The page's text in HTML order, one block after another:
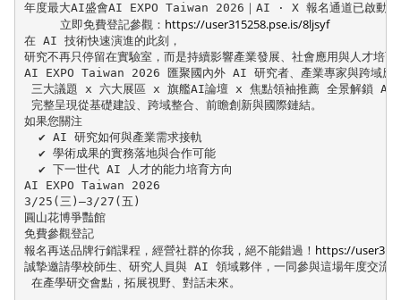
年度最大AI盛會AI EXPO Taiwan 2026｜AI · X 報名通道已啟動！
立即免費登記參觀： https://user315258.pse.is/8ljsyf
在 AI 技術快速演進的此刻，
研究不再只停留在實驗室，而是持續影響產業發展、社會應用與人才培育
AI EXPO Taiwan 2026 匯聚國內外 AI 研究者、產業專家與跨域應
三大議題 x 六大展區 x 旗艦AI論壇 x 焦點領袖推薦 全景解鎖 AI
完整呈現從基礎建設、跨域整合、前瞻創新與國際鏈結。
如果您關注
✔ AI 研究如何與產業需求接軌
✔ 學術成果的實務落地與合作可能
✔ 下一世代 AI 人才的能力培育方向
AI EXPO Taiwan 2026
3/25(三)–3/27(五)
圓山花博爭豔館
免費參觀登記
報名再送品牌行銷課程，經營社群的你我，絕不能錯過！ https://
誠摯邀請學校師生、研究人員與 AI 領域夥伴，一同參與這場年度交流
在產學研交會點，拓展視野、對話未來。